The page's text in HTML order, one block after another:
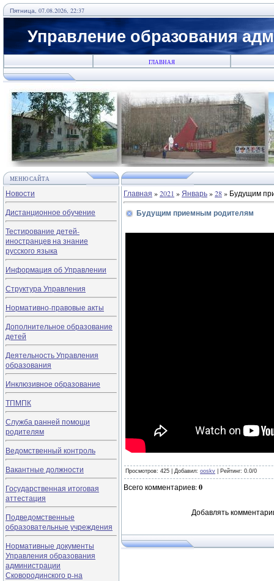
Пятница, 07.08.2026, 22:37
Управление образования
ГЛАВНАЯ
МЕНЮ САЙТА
Новости
Дистанционное обучение
Тестирование детей-
иностранцев на знание
русского языка
Информация об Управлении
Структура Управления
Нормативно-правовые акты
Дополнительное образование
детей
Деятельность Управления
образования
Инклюзивное образование
ТПМПК
Служба ранней помощи
родителям
Ведомственный контроль
Вакантные должности
Государственная итоговая
аттестация
Подведомственные
образовательные учреждения
Нормативные документы
Управления образования
администрации
Сковородинского р-на
Главная »2021 » Январь»28» Будущим
Будущим приемным родителям
Просмотров: 425 | Добавил: ooskv Рейтинг: 0.0/0
Всего комментариев:0
Добавлять